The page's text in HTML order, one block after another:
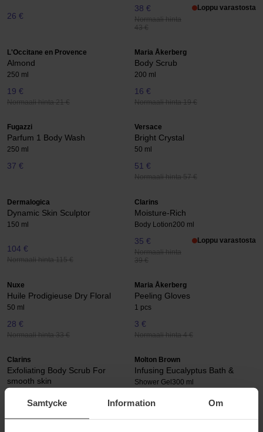
Samtycke Information Om
26 €
38 €
Normaali hinta
43 €
Loppu varastosta
L'Occitane en Provence
Almond
250 ml
19 €
Normaali hinta 21 €
Maria Åkerberg
Body Scrub
200 ml
16 €
Normaali hinta 19 €
Fugazzi
Parfum 1 Body Wash
250 ml
37 €
Versace
Bright Crystal
50 ml
51 €
Normaali hinta 57 €
Dermalogica
Dynamic Skin Sculptor
150 ml
104 €
Normaali hinta 115 €
Clarins
Moisture-Rich
Body Lotion200 ml
35 €
Normaali hinta
39 €
Loppu varastosta
Nuxe
Huile Prodigieuse Dry Floral
50 ml
28 €
Normaali hinta 33 €
Maria Åkerberg
Peeling Gloves
1 pcs
3 €
Normaali hinta 4 €
Clarins
Exfoliating Body Scrub For
smooth skin
Normaali hinta
Loppu varastosta
Molton Brown
Infusing Eucalyptus Bath &
Shower Gel 300 ml
29 €